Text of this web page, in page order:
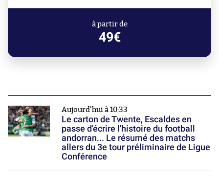
à partir de
49€
Aujourd'hui à 10:33
Le carton de Twente, Escaldes en
passe d'écrire l'histoire du football
andorran... Le résumé des matchs
allers du 3e tour préliminaire de Ligue
Conférence